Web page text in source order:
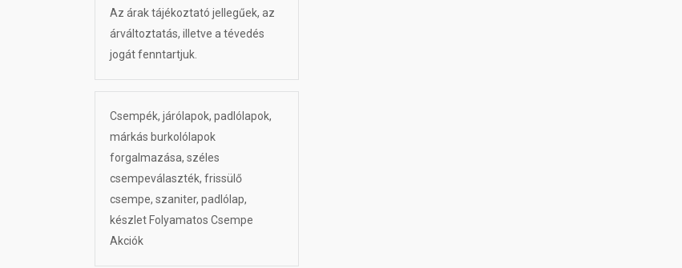
Az árak tájékoztató jellegűek, az
árváltoztatás, illetve a tévedés
jogát fenntartjuk.
Csempék, járólapok, padlólapok,
márkás burkolólapok
forgalmazása, széles
csempeválaszték, frissülő
csempe, szaniter, padlólap,
készlet Folyamatos Csempe
Akciók